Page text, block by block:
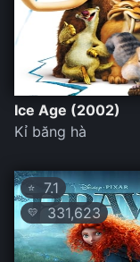
Ice Age (2002)
Kỉ băng hà
⭐ 7.1
💛 331,623